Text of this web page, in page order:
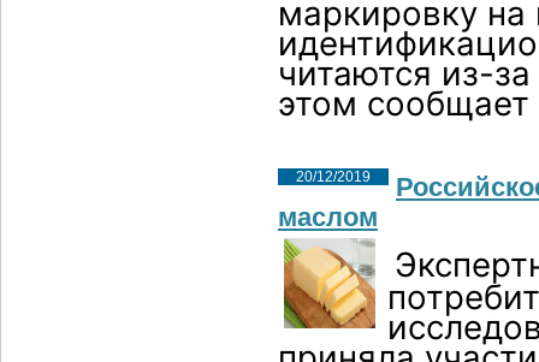
маркировку
читаются из-
этом
20/12/2019
маслом